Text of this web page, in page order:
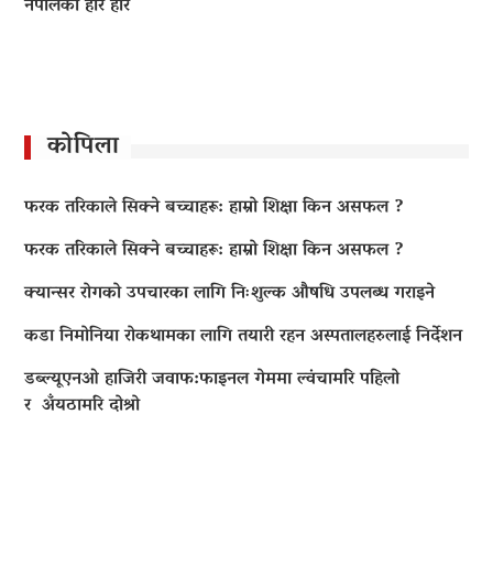
नेपालको हारै हार
कोपिला
फरक तरिकाले सिक्ने बच्चाहरू: हाम्रो शिक्षा किन असफल ?
फरक तरिकाले सिक्ने बच्चाहरू: हाम्रो शिक्षा किन असफल ?
क्यान्सर रोगको उपचारका लागि निःशुल्क औषधि उपलब्ध गराइने
कडा निमोनिया रोकथामका लागि तयारी रहन अस्पतालहरुलाई निर्देशन
डब्ल्यूएनओ हाजिरी जवाफ:फाइनल गेममा ल्वंचामरि पहिलो
र अँयठामरि दोश्रो